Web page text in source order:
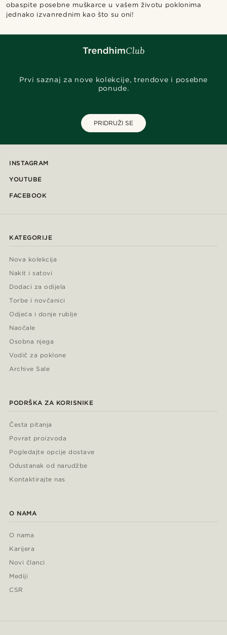
obaspite posebne muškarce u vašem životu poklonima
jednako izvanrednim kao što su oni!
Prvi saznaj za nove kolekcije, trendove i posebne
ponude.
PRIDRUŽI SE
INSTAGRAM
YOUTUBE
FACEBOOK
KATEGORIJE
Nova kolekcija
Nakit i satovi
Dodaci za odijela
Torbe i novčanici
Odjeća i donje rublje
Naočale
Osobna njega
Vodič za poklone
Archive Sale
PODRŠKA ZA KORISNIKE
Česta pitanja
Povrat proizvoda
Pogledajte opcije dostave
Odustanak od narudžbe
Kontaktirajte nas
O NAMA
O nama
Karijera
Novi članci
Mediji
CSR